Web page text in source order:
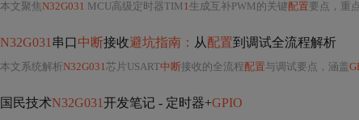
本文聚焦N32G031 MCU高级定时器TIM1生成互补PWM的关键配置要点，重
N32G031 串口 中断接收避坑指南： 从配置到调试全流程解析
本文系统解析N32G031芯片USART中断接收的全流程配置与调试要点，涵盖
国民技术N32G031开发笔记 - 定时器+GPIO